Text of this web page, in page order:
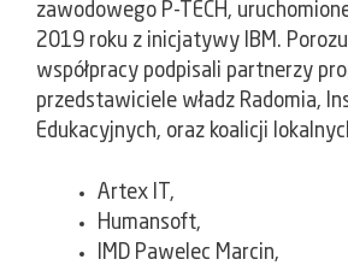
zawodowego P-TECH,
2019 roku z inicjatywy IBM.
współpracy podpisali partnerzy
przedstawiciele władz Radomia,
Edukacyjnych, oraz koalicji
Artex IT,
Humansoft,
IMD Pawelec Marcin,